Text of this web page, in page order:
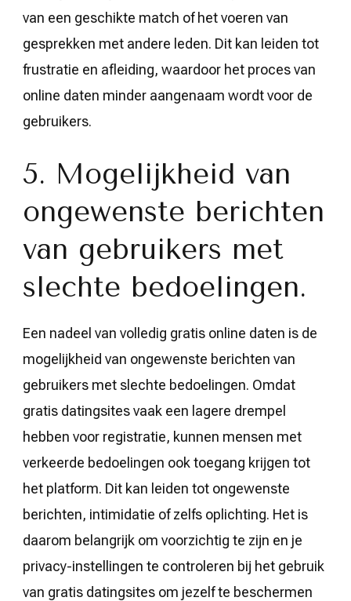
van een geschikte match of het voeren van
gesprekken met andere leden. Dit kan leiden tot
frustratie en afleiding, waardoor het proces van
online daten minder aangenaam wordt voor de
gebruikers.
5. Mogelijkheid van
ongewenste berichten
van gebruikers met
slechte bedoelingen.
Een nadeel van volledig gratis online daten is de
mogelijkheid van ongewenste berichten van
gebruikers met slechte bedoelingen. Omdat
gratis datingsites vaak een lagere drempel
hebben voor registratie, kunnen mensen met
verkeerde bedoelingen ook toegang krijgen tot
het platform. Dit kan leiden tot ongewenste
berichten, intimidatie of zelfs oplichting. Het is
daarom belangrijk om voorzichtig te zijn en je
privacy-instellingen te controleren bij het gebruik
van gratis datingsites om jezelf te beschermen